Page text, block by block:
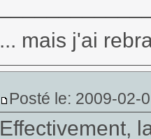
... mais j'ai
Posté le: 2009-02-
Effectivement,